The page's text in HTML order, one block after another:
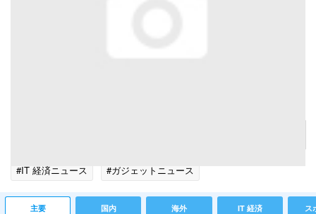
#IT 経済ニュース #ガジェットニュース
主要 国内 海外 IT 経済 ス